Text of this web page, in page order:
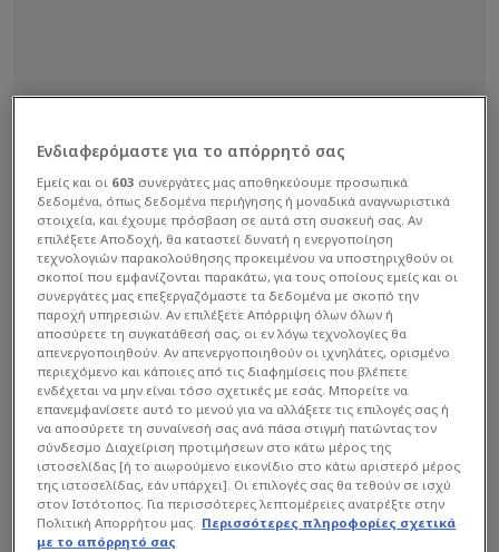
Ενδιαφερόμαστε για το απόρρητό σας
Εμείς και οι 603 συνεργάτες μας αποθηκεύουμε προσωπικά
δεδομένα, όπως δεδομένα περιήγησης ή μοναδικά αναγνωριστικά
στοιχεία, και έχουμε πρόσβαση σε αυτά στη συσκευή σας. Αν
επιλέξετε Αποδοχή, θα καταστεί δυνατή η ενεργοποίηση
τεχνολογιών παρακολούθησης προκειμένου να υποστηριχθούν οι
σκοποί που εμφανίζονται παρακάτω, για τους οποίους εμείς και οι
συνεργάτες μας επεξεργαζόμαστε τα δεδομένα με σκοπό την
παροχή υπηρεσιών. Αν επιλέξετε Απόρριψη όλων όλων ή
αποσύρετε τη συγκατάθεσή σας, οι εν λόγω τεχνολογίες θα
απενεργοποιηθούν. Αν απενεργοποιηθούν οι ιχνηλάτες, ορισμένο
περιεχόμενο και κάποιες από τις διαφημίσεις που βλέπετε
ενδέχεται να μην είναι τόσο σχετικές με εσάς. Μπορείτε να
επανεμφανίσετε αυτό το μενού για να αλλάξετε τις επιλογές σας ή
να αποσύρετε τη συναίνεσή σας ανά πάσα στιγμή πατώντας τον
σύνδεσμο Διαχείριση προτιμήσεων στο κάτω μέρος της
ιστοσελίδας [ή το αιωρούμενο εικονίδιο στο κάτω αριστερό μέρος
της ιστοσελίδας, εάν υπάρχει]. Οι επιλογές σας θα τεθούν σε ισχύ
στον Ιστότοπος. Για περισσότερες λεπτομέρειες ανατρέξτε στην
Πολιτική Απορρήτου μας. Περισσότερες πληροφορίες σχετικά
με το απόρρητό σας